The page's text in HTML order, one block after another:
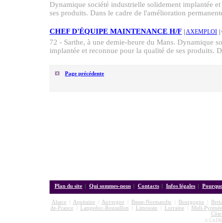
Dynamique société industrielle solidement implantée
ses produits. Dans le cadre de l'amélioration
CHEF D'ÉQUIPE MAINTENANCE H/F AXEMPLOI
72 - Sarthe, à une demie-heure du Mans. Dynamique
implantée et reconnue pour la qualité de ses produits.
Page précédente
Plan du site | Qui sommes-nous | Contacts | Infos légales |
Alsace Aquitaine Auvergne Basse-Normandie Bourgogne
de-France| Langedoc-Roussillon Limousin Lorraine|
Midi-
©